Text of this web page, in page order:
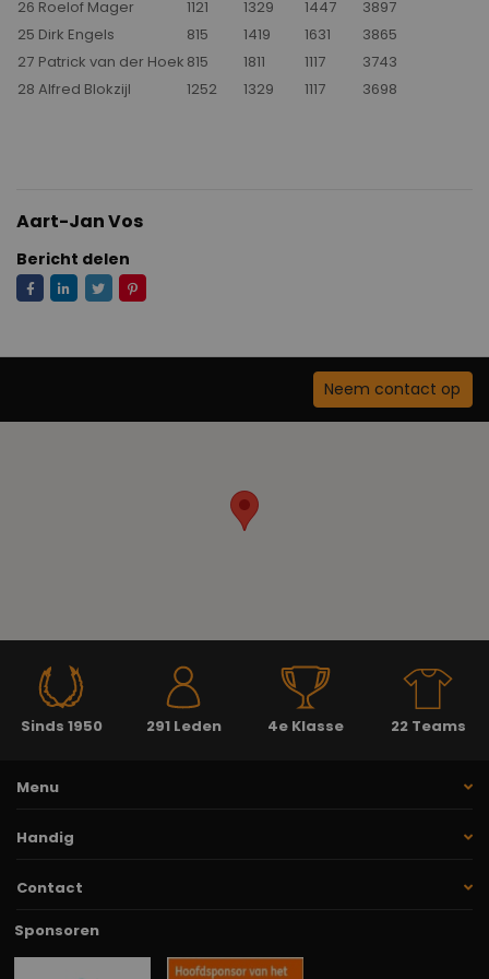
26 Roelof Mager 1121 1329 1447
3897
25 Dirk Engels 815 1419 1631
3865
27 Patrick van der Hoek 815 1811 1117
3743
28 Alfred Blokzijl 1252 1329 1117 3698
Aart-Jan Vos
Bericht delen
Neem contact op
Sinds 1950 291 Leden 4e Klasse 22 Teams
Menu
Handig
Contact
Sponsoren